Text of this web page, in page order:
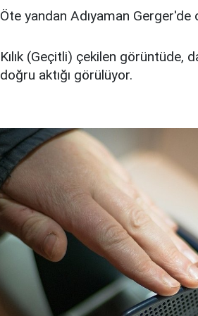
Öte yandan Adıyaman Gerger'de
Kılık (Geçitli) çekilen görüntüde,
doğru aktığı görülüyor.